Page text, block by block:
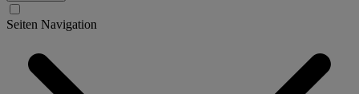
Seiten Navigation